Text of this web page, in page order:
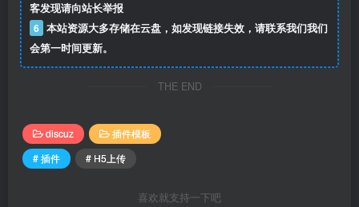
客发现请向站长举报
6 本站资源大多存储在云盘，如发现链接失效，请联系我们我们
会第一时间更新。
THE END
discuz
插件模板
# 插件
# H5上传
喜欢就支持一下吧